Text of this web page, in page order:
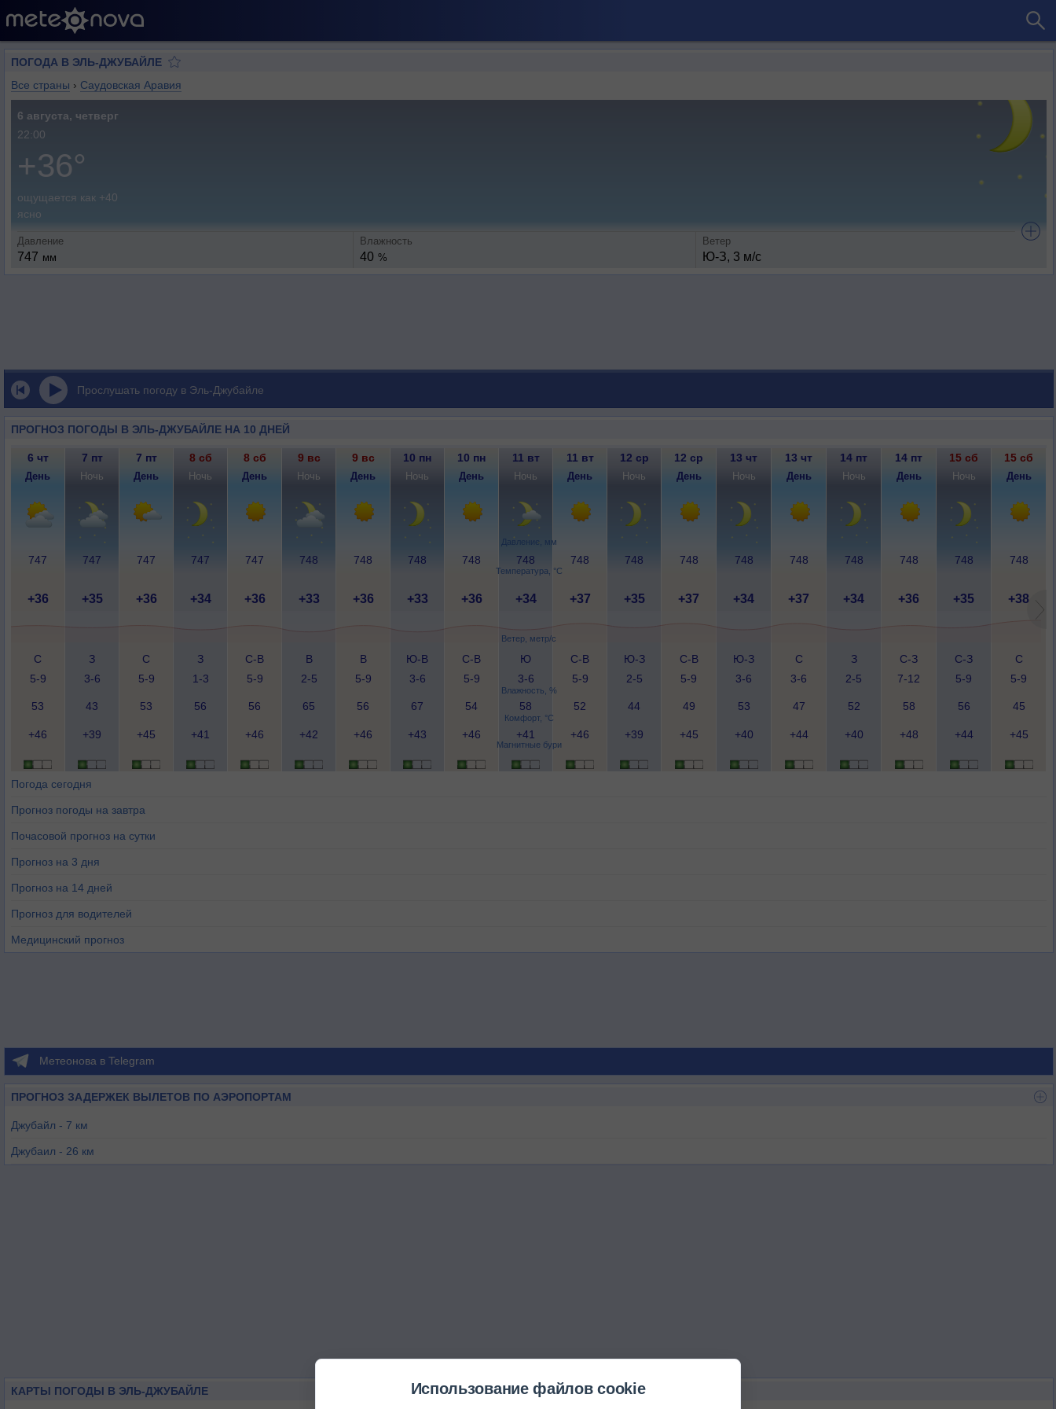
ПОГОДА В ЭЛЬ-ДЖУБАЙЛЕ
Все страны › Саудовская Аравия
6 августа, четверг
22:00
+36°
ощущается как +40
ясно
Давление
747 мм
Влажность
40 %
Ветер
Ю-З, 3 м/с
Прослушать погоду в Эль-Джубайле
ПРОГНОЗ ПОГОДЫ В ЭЛЬ-ДЖУБАЙЛЕ НА 10 ДНЕЙ
Давление, мм
Температура, °C
Ветер, метр/с
Влажность, %
Комфорт, °C
Магнитные бури
6 чт 7 пт 7 пт 8 сб 8 сб 9 вс 9 вс 10 пн 10 пн 11 вт 11 вт 12 ср 12 ср 13 чт 13 чт 14 пт 14 пт 15 сб 15 сб
День Ночь День Ночь День Ночь День Ночь День Ночь День Ночь День Ночь День Ночь День Ночь День
747 747 747 747 747 748 748 748 748 748 748 748 748 748 748 748 748 748 748
+36 +35 +36 +34 +36 +33 +36 +33 +36 +34 +37 +35 +37 +34 +37 +34 +36 +35 +38
С
5-9
З
3-6
С
5-9
З
1-3
С-В
5-9
В
2-5
В
5-9
Ю-В
3-6
С-В
5-9
Ю
3-6
С-В
5-9
Ю-З
2-5
С-В
5-9
Ю-З
3-6
С
3-6
З
2-5
С-З
7-12
С-З
5-9
С
5-9
53 43 53 56 56 65 56 67 54 58 52 44 49 53 47 52 58 56 45
+46 +39 +45 +41 +46 +42 +46 +43 +46 +41 +46 +39 +45 +40 +44 +40 +48 +44 +45
Погода сегодня
Прогноз погоды на завтра
Почасовой прогноз на сутки
Прогноз на 3 дня
Прогноз на 14 дней
Прогноз для водителей
Медицинский прогноз
Метеонова в Telegram
ПРОГНОЗ ЗАДЕРЖЕК ВЫЛЕТОВ ПО АЭРОПОРТАМ
Джубайл - 7 км
Джубаил - 26 км
КАРТЫ ПОГОДЫ В ЭЛЬ-ДЖУБАЙЛЕ
Использование файлов cookie